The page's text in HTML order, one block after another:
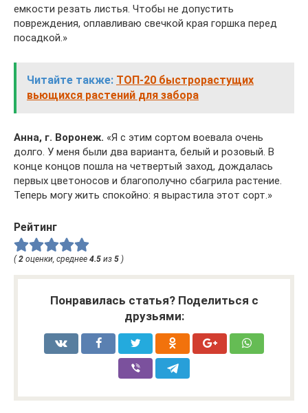
емкости резать листья. Чтобы не допустить
повреждения, оплавливаю свечкой края горшка перед
посадкой.»
Читайте также: ТОП-20 быстрорастущих
вьющихся растений для забора
Анна, г. Воронеж. «Я с этим сортом воевала очень
долго. У меня были два варианта, белый и розовый. В
конце концов пошла на четвертый заход, дождалась
первых цветоносов и благополучно сбагрила растение.
Теперь могу жить спокойно: я вырастила этот сорт.»
Рейтинг
( 2 оценки, среднее 4.5 из 5 )
Понравилась статья? Поделиться с
друзьями: